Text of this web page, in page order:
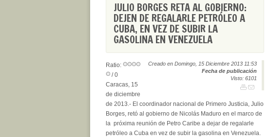
JULIO BORGES RETA AL GOBIERNO:
DEJEN DE REGALARLE PETRÓLEO A
CUBA, EN VEZ DE SUBIR LA
GASOLINA EN VENEZUELA
Creado en Domingo, 15 Diciembre 2013 11:53
Fecha de publicación
Visto: 6101
Ratio:
/ 0
Caracas, 15
de diciembre
de 2013.- El coordinador nacional de Primero Justicia, Julio
Borges, retó al gobierno de Nicolás Maduro en el marco de
la próxima reunión de Petro Caribe a dejar de regalarle
petróleo a Cuba en vez de subir la gasolina en Venezuela.